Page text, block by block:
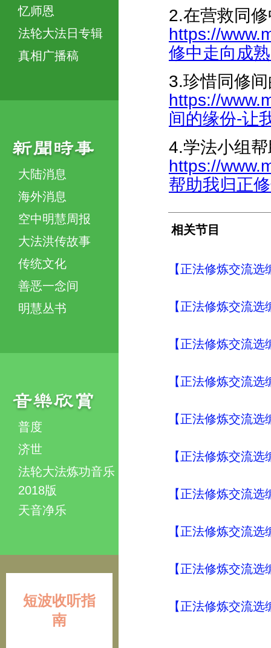
忆师恩
法轮大法日专辑
真相广播稿
大陆消息
海外消息
空中明慧周报
大法洪传故事
传统文化
善恶一念间
明慧丛书
普度
济世
法轮大法炼功音乐
2018版
天音净乐
短波收听指
南
2.在营救同
https://
修中走向成
3.珍惜同修
https://
间的缘份-让
4.学法小组
https://
帮助我归正
相关节目
【正法修炼交流
【正法修炼交流
【正法修炼交流
【正法修炼交流
【正法修炼交流
【正法修炼交流
【正法修炼交流
【正法修炼交流
【正法修炼交流
【正法修炼交流